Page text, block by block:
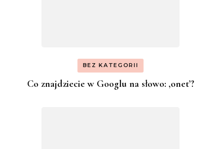
BEZ KATEGORII
Co znajdziecie w Googlu na słowo: ‚onet’?